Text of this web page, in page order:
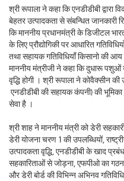
श्री रूपाला ने कहा कि एनडीडीबी द्वारा
बेहतर उत्पादकता से संबन्धित जानकारी
कि माननीय प्रधानमंत्री के डिजीटल
के लिए प्रौद्योगिकी पर आधारित
तथा सहायक गतिविधियाँ किसानो की आय
माननीय मंत्रीजी ने कहा कि दुधारू
वृद्धि होगी । श्री रूपाला ने कोवैक्सीन
(एनडीडीबी की सहायक कंपनी) की
सेवा है ।
श्री शाह ने माननीय मंत्री को डेरी
डेरी योजना चरण 1 की उपलब्धियों,
उत्पादकता वृद्धि, एनडीडीबी के खाद
सहकारिताओं से जोड़ना, एफपीओ का
और डेरी बोर्ड की विभिन्न अभिनव